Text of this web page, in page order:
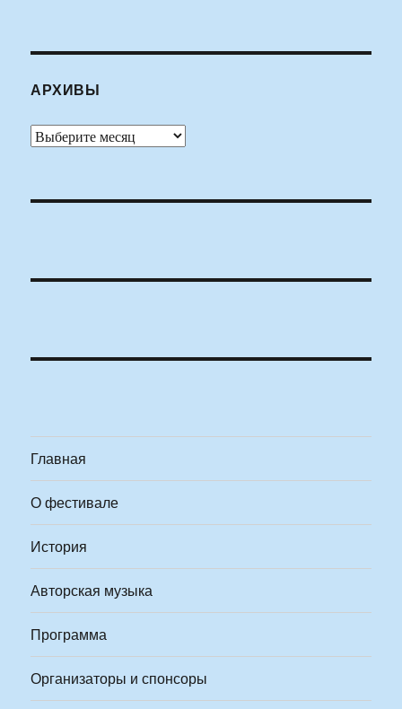
АРХИВЫ
Архивы
Главная
О фестивале
История
Авторская музыка
Программа
Организаторы и спонсоры